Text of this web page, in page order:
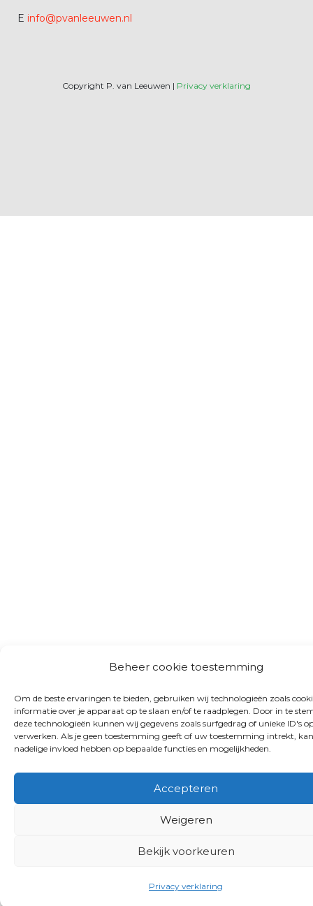
Beheer cookie toestemming
Om de beste ervaringen te bieden, gebruiken wij technologieën zoals
informatie over je apparaat op te slaan en/of te raadplegen. Door in te
deze technologieën kunnen wij gegevens zoals surfgedrag of unieke ID's
verwerken. Als je geen toestemming geeft of uw toestemming intrekt,
nadelige invloed hebben op bepaalde functies en mogelijkheden.
Accepteren
Weigeren
Bekijk voorkeuren
Privacy verklaring
E info@pvanleeuwen.nl
Copyright P. van Leeuwen | Privacy verklaring